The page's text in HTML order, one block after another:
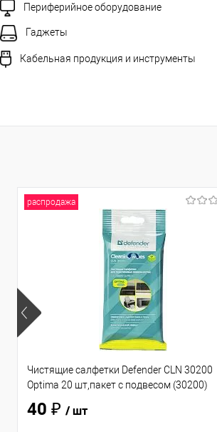
Периферийное оборудование
Гаджеты
Кабельная продукция и инструменты
распродажа
Чистящие салфетки Defender CLN 30200
Optima 20 шт,пакет с подвесом (30200)
40 ₽ / шт